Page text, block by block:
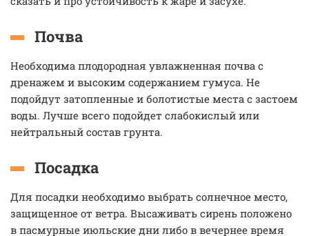
Почва
Необходима плодородная увлажненная почва с
дренажем и высоким содержанием гумуса. Не
подойдут затопленные и болотистые места с застоем
воды. Лучше всего подойдет слабокислый или
нейтральный состав грунта.
Посадка
Для посадки необходимо выбрать солнечное место,
защищенное от ветра. Высаживать сирень положено
в пасмурные июльские дни либо в вечернее время